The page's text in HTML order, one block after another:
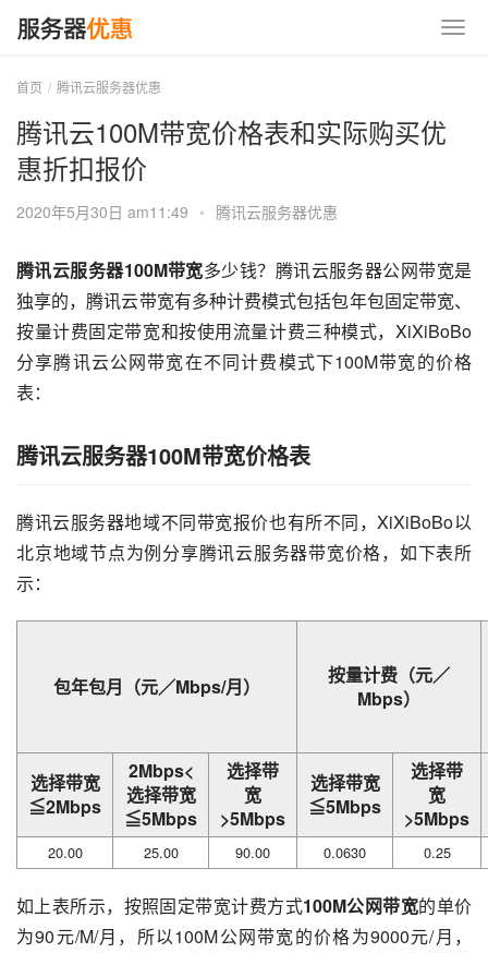
首页 腾讯云服务器优惠
腾讯云100M带宽价格表和实际购买优
惠折扣报价
2020年5月30日 am11:49 • 腾讯云服务器优惠
腾讯云服务器100M带宽多少钱？腾讯云服务器公网带宽是
独享的，腾讯云带宽有多种计费模式包括包年包固定带宽、
按量计费固定带宽和按使用流量计费三种模式，XiXiBoBo
分享腾讯云公网带宽在不同计费模式下100M带宽的价格
表：
腾讯云服务器100M带宽价格表
腾讯云服务器地域不同带宽报价也有所不同，XiXiBoBo以
北京地域节点为例分享腾讯云服务器带宽价格，如下表所
示：
包年包月（元／Mbps/月）
按量计费（元／
Mbps）
选择带宽
≦2Mbps
2Mbps<
选择带宽
≦5Mbps
选择带
宽
>5Mbps
选择带宽
≦5Mbps
选择带
宽
>5Mbps
20.00 25.00 90.00 0.0630 0.25
如上表所示，按照固定带宽计费方式100M公网带宽的单价
为90元/M/月，所以100M公网带宽的价格为9000元/月，